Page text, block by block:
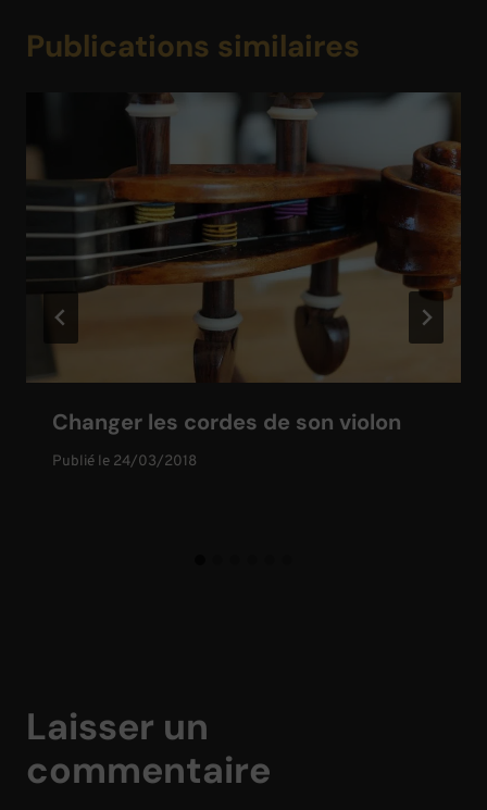
Publications similaires
Changer les cordes de son violon
Publié le 24/03/2018
Laisser un
commentaire